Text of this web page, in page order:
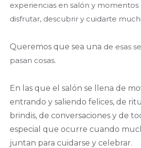
experiencias en salón y momentos
disfrutar, descubrir y cuidarte
Queremos que sea una de esas
pasan cosas.
En las que el salón se llena de
entrando y saliendo felices, de
brindis, de conversaciones y de
especial que ocurre cuando
juntan para cuidarse y celebrar.